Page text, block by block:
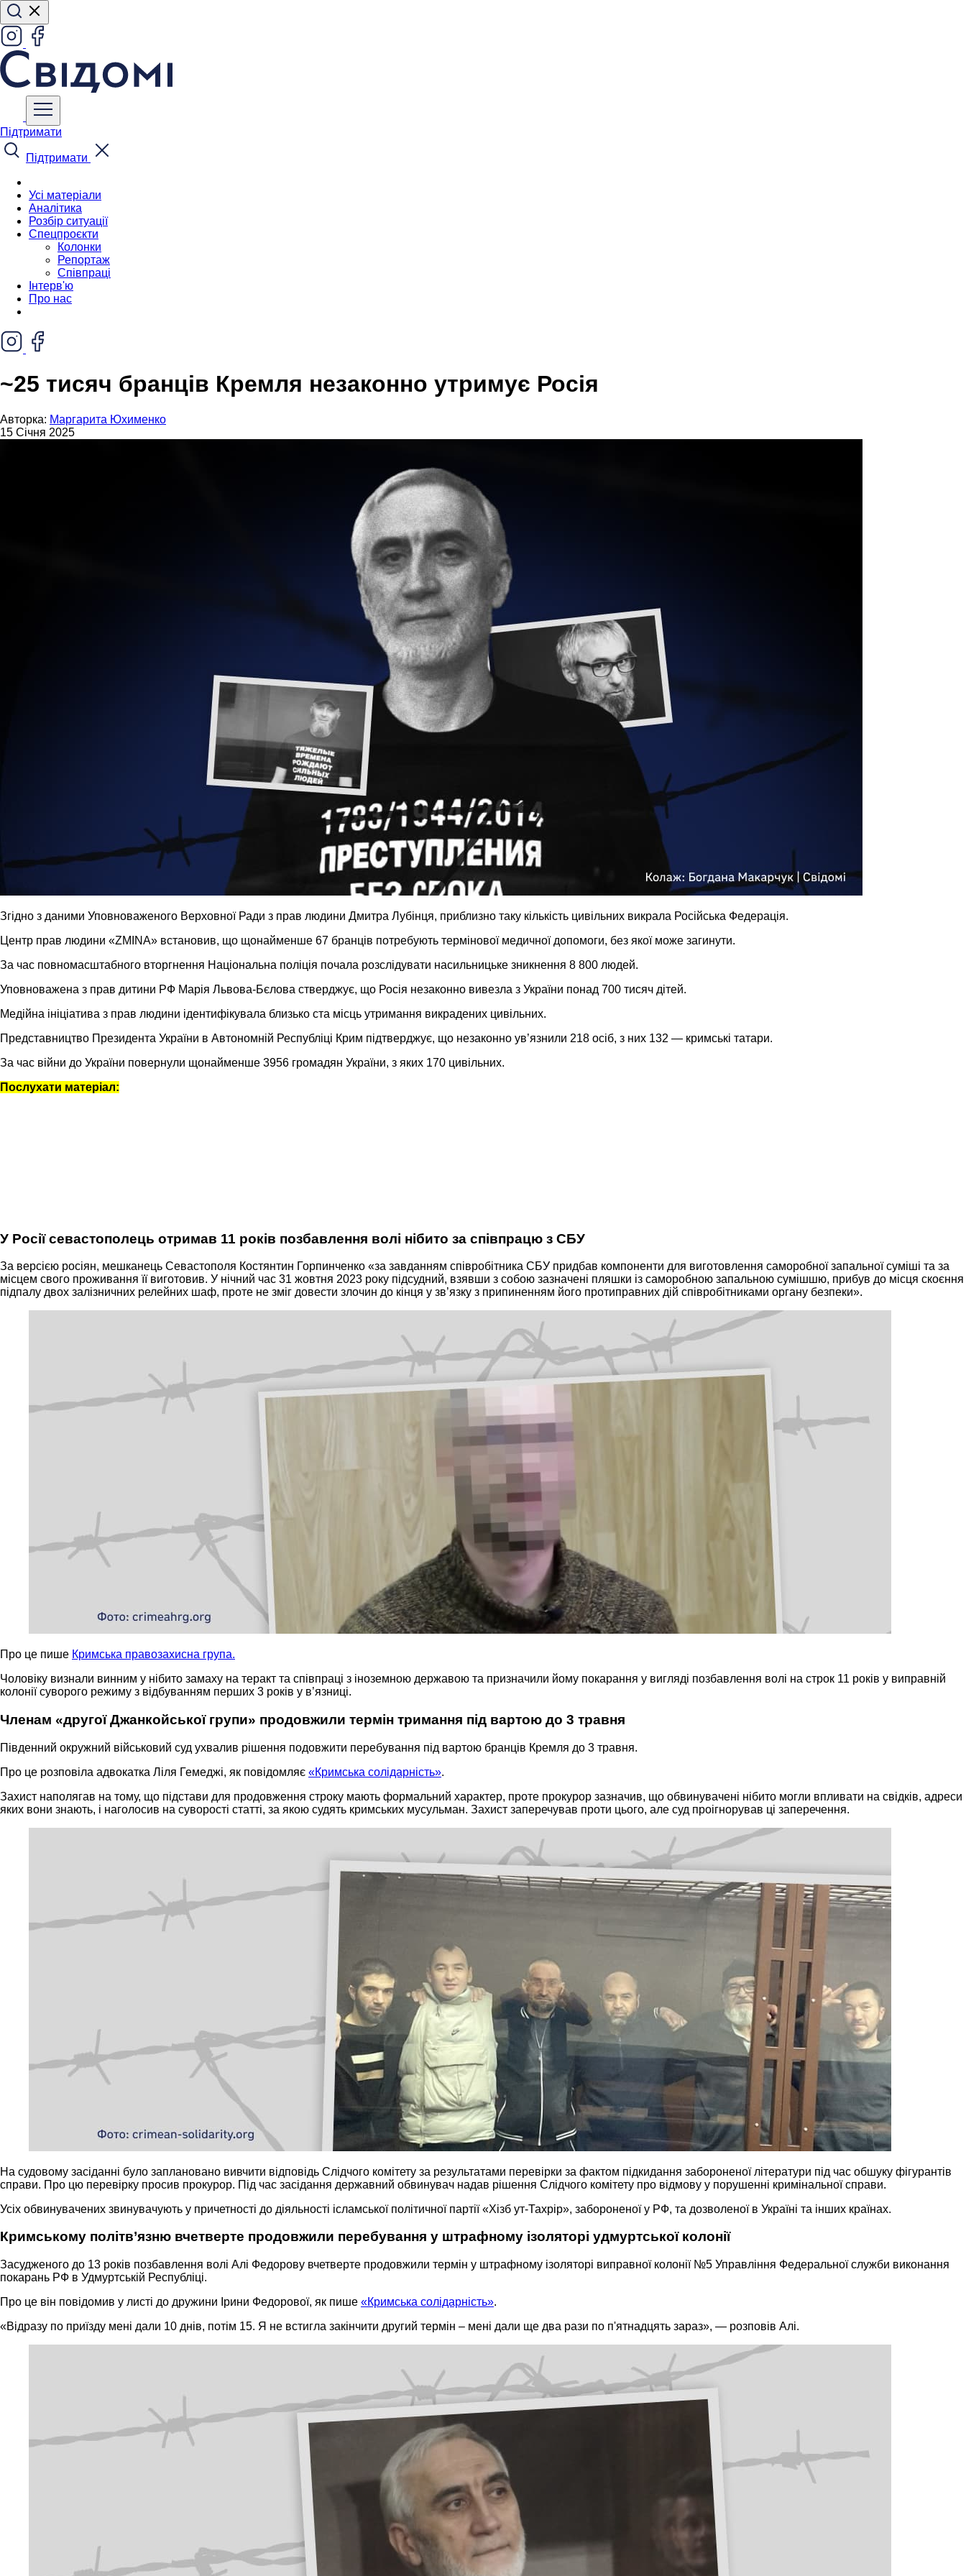
Підтримати
Підтримати
Усі матеріали
Аналітика
Розбір ситуації
Спецпроєкти
Колонки
Репортаж
Співпраці
Інтерв'ю
Про нас
~25 тисяч бранців Кремля незаконно утримує Росія
Авторка: Маргарита Юхименко
15 Січня 2025
Згідно з даними Уповноваженого Верховної Ради з прав людини Дмитра Лубінця, приблизно таку кількість цивільних викрала Російська Федерація.
Центр прав людини «ZMINA» встановив, що щонайменше 67 бранців потребують термінової медичної допомоги, без якої може загинути.
За час повномасштабного вторгнення Національна поліція почала розслідувати насильницьке зникнення 8 800 людей.
Уповноважена з прав дитини РФ Марія Львова-Бєлова стверджує, що Росія незаконно вивезла з України понад 700 тисяч дітей.
Медійна ініціатива з прав людини ідентифікувала близько ста місць утримання викрадених цивільних.
Представництво Президента України в Автономній Республіці Крим підтверджує, що незаконно ув’язнили 218 осіб, з них 132 — кримські татари.
За час війни до України повернули щонайменше 3956 громадян України, з яких 170 цивільних.
Послухати матеріал:
У Росії севастополець отримав 11 років позбавлення волі нібито за співпрацю з СБУ
За версією росіян, мешканець Севастополя Костянтин Горпинченко «за завданням співробітника СБУ придбав компоненти для виготовлення саморобної запальної суміші та за
місцем свого проживання її виготовив. У нічний час 31 жовтня 2023 року підсудний, взявши з собою зазначені пляшки із саморобною запальною сумішшю, прибув до місця скоєння
підпалу двох залізничних релейних шаф, проте не зміг довести злочин до кінця у зв’язку з припиненням його протиправних дій співробітниками органу безпеки».
Про це пише Кримська правозахисна група.
Чоловіку визнали винним у нібито замаху на теракт та співпраці з іноземною державою та призначили йому покарання у вигляді позбавлення волі на строк 11 років у виправній
колонії суворого режиму з відбуванням перших 3 років у в’язниці.
Членам «другої Джанкойської групи» продовжили термін тримання під вартою до 3 травня
Південний окружний військовий суд ухвалив рішення подовжити перебування під вартою бранців Кремля до 3 травня.
Про це розповіла адвокатка Ліля Гемеджі, як повідомляє «Кримська солідарність».
Захист наполягав на тому, що підстави для продовження строку мають формальний характер, проте прокурор зазначив, що обвинувачені нібито могли впливати на свідків, адреси
яких вони знають, і наголосив на суворості статті, за якою судять кримських мусульман. Захист заперечував проти цього, але суд проігнорував ці заперечення.
На судовому засіданні було заплановано вивчити відповідь Слідчого комітету за результатами перевірки за фактом підкидання забороненої літератури під час обшуку фігурантів
справи. Про цю перевірку просив прокурор. Під час засідання державний обвинувач надав рішення Слідчого комітету про відмову у порушенні кримінальної справи.
Усіх обвинувачених звинувачують у причетності до діяльності ісламської політичної партії «Хізб ут-Тахрір», забороненої у РФ, та дозволеної в Україні та інших країнах.
Кримському політв’язню вчетверте продовжили перебування у штрафному ізоляторі удмуртської колонії
Засудженого до 13 років позбавлення волі Алі Федорову вчетверте продовжили термін у штрафному ізоляторі виправної колонії №5 Управління Федеральної служби виконання
покарань РФ в Удмуртській Республіці.
Про це він повідомив у листі до дружини Ірини Федорової, як пише «Кримська солідарність».
«Відразу по приїзду мені дали 10 днів, потім 15. Я не встигла закінчити другий термін – мені дали ще два рази по п'ятнадцять зараз», — розповів Алі.